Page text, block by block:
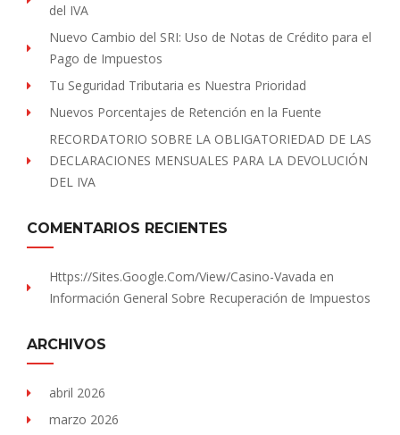
del IVA
Nuevo Cambio del SRI: Uso de Notas de Crédito para el
Pago de Impuestos
Tu Seguridad Tributaria es Nuestra Prioridad
Nuevos Porcentajes de Retención en la Fuente
RECORDATORIO SOBRE LA OBLIGATORIEDAD DE LAS
DECLARACIONES MENSUALES PARA LA DEVOLUCIÓN
DEL IVA
COMENTARIOS RECIENTES
Https://sites.Google.com/view/Casino-Vavada en
Información General Sobre Recuperación de Impuestos
ARCHIVOS
abril 2026
marzo 2026